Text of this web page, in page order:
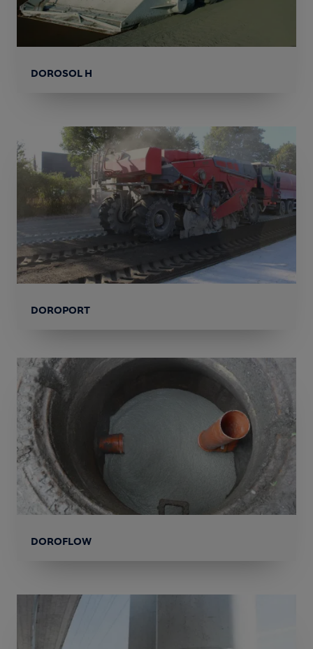
DOROSOL H
DOROPORT
DOROFLOW